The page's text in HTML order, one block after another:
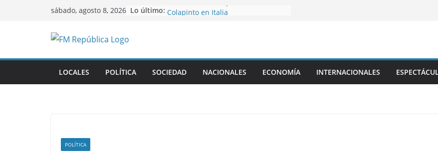
sábado, agosto 8, 2026 Lo último:
El mal momento que vivió Franco
Colapinto en Italia
Ecuador y Colombia
Torneo Clausura
Gustavo recibió a reconocidos
LOCALES POLÍTICA SOCIEDAD NACIONALES ECONOMÍA INTERNACIONALES
POLÍTICA